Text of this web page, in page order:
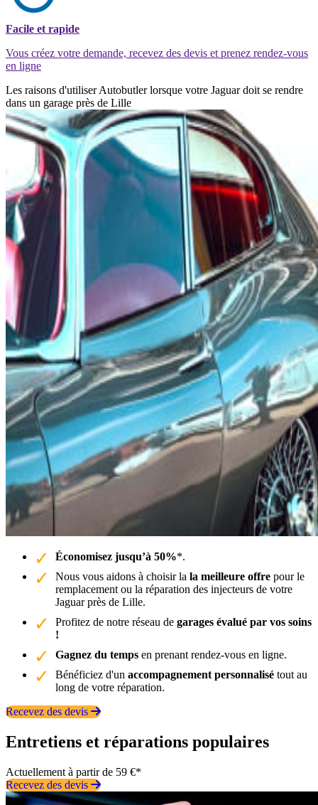
Facile et rapide
Vous créez votre demande, recevez des devis et prenez rendez-vous
en ligne
Les raisons d'utiliser Autobutler lorsque votre Jaguar doit se rendre
dans un garage près de Lille
Économisez jusqu’à 50%*.
Nous vous aidons à choisir la la meilleure offre pour le
remplacement ou la réparation des injecteurs de votre
Jaguar près de Lille.
Profitez de notre réseau de garages évalué par vos soins
!
Gagnez du temps en prenant rendez-vous en ligne.
Bénéficiez d'un accompagnement personnalisé tout au
long de votre réparation.
Recevez des devis
Entretiens et réparations populaires
Actuellement à partir de 59 €*
Recevez des devis